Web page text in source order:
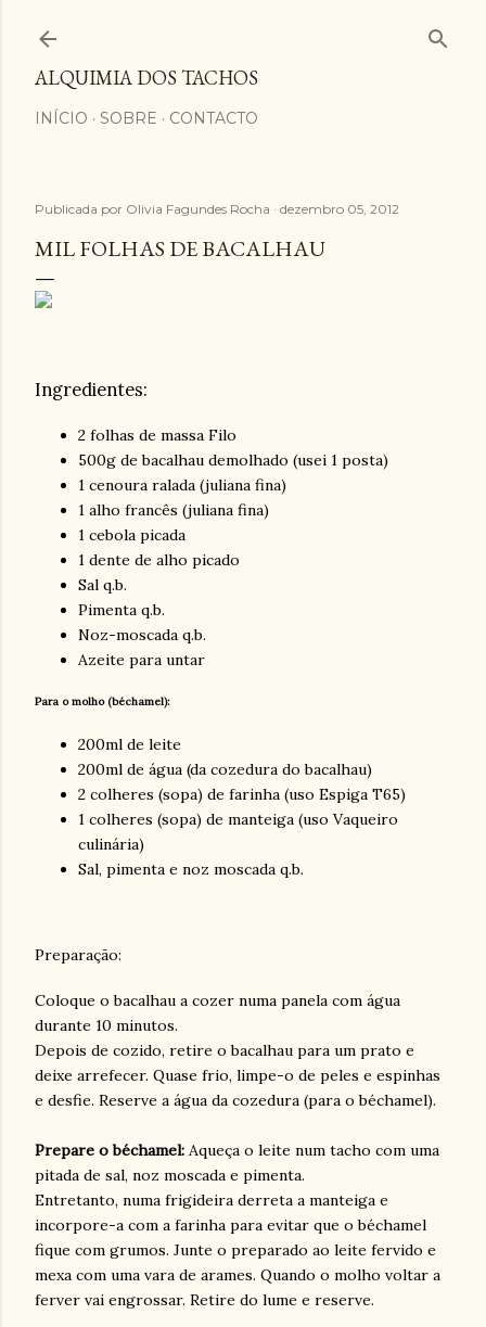
ALQUIMIA DOS TACHOS
INÍCIO SOBRE CONTACTO
Publicada por Olivia Fagundes Rocha dezembro 05, 2012
MIL FOLHAS DE BACALHAU
Ingredientes:
2 folhas de massa Filo
500g debacalhau demolhado (usei 1 posta)
1 cenoura ralada (juliana fina)
1 alho francês (juliana fina)
1 cebola picada
1 dente de alho picado
Sal q.b.
Pimenta q.b.
Noz-moscada q.b.
Azeite para untar
Para o molho (béchamel):
200ml de leite
200ml de água (da cozedura do bacalhau)
2 colheres (sopa) de farinha (uso Espiga T65)
1 colheres (sopa) de manteiga (uso Vaqueiro
culinária)
Sal, pimenta e noz moscada q.b.
Preparação:
Coloque o bacalhau a cozer numa panela com água
durante 10 minutos.
Depois de cozido, retire o bacalhau para um prato e
deixe arrefecer. Quase frio, limpe-o de peles e espinhas
e desfie. Reserve a água da cozedura (para o béchamel).
Prepare o béchamel: Aqueça o leite num tacho com uma
pitada de sal, noz moscada e pimenta.
Entretanto, numa frigideira derreta a manteiga e
incorpore-a com a farinha para evitar que o béchamel
fique com grumos. Junte o preparado ao leite fervido e
mexa com uma vara de arames. Quando o molho voltar a
ferver vai engrossar. Retire do lume e reserve.